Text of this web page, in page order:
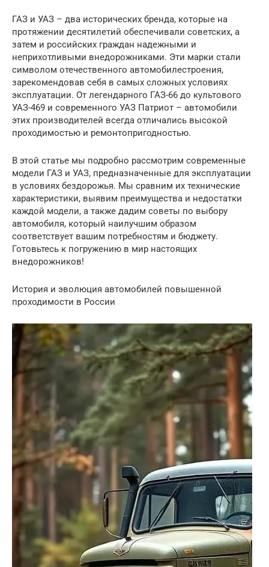
ГАЗ и УАЗ – два исторических бренда, которые на
протяжении десятилетий обеспечивали советских, а
затем и российских граждан надежными и
неприхотливыми внедорожниками. Эти марки стали
символом отечественного автомобилестроения,
зарекомендовав себя в самых сложных условиях
эксплуатации. От легендарного ГАЗ-66 до культового
УАЗ-469 и современного УАЗ Патриот – автомобили
этих производителей всегда отличались высокой
проходимостью и ремонтопригодностью.
В этой статье мы подробно рассмотрим современные
модели ГАЗ и УАЗ, предназначенные для эксплуатации
в условиях бездорожья. Мы сравним их технические
характеристики, выявим преимущества и недостатки
каждой модели, а также дадим советы по выбору
автомобиля, который наилучшим образом
соответствует вашим потребностям и бюджету.
Готовьтесь к погружению в мир настоящих
внедорожников!
История и эволюция автомобилей повышенной
проходимости в России